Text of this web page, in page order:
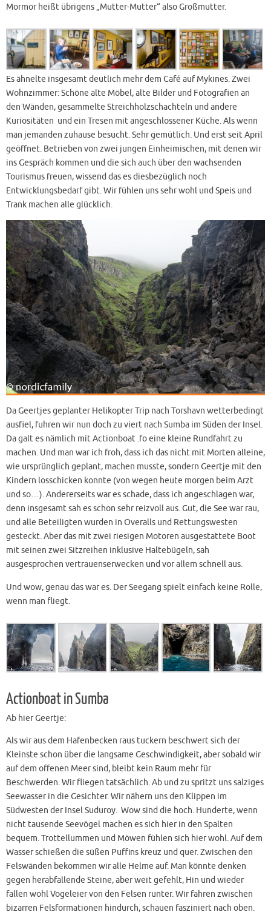
Mormor heißt übrigens „Mutter-Mutter“ also Großmutter.
Es ähnelte insgesamt deutlich mehr dem Café auf Mykines. Zwei
Wohnzimmer: Schöne alte Möbel, alte Bilder und Fotografien an
den Wänden, gesammelte Streichholzschachteln und andere
Kuriositäten und ein Tresen mit angeschlossener Küche. Als wenn
man jemanden zuhause besucht. Sehr gemütlich. Und erst seit April
geöffnet. Betrieben von zwei jungen Einheimischen, mit denen wir
ins Gespräch kommen und die sich auch über den wachsenden
Tourismus freuen, wissend das es diesbezüglich noch
Entwicklungsbedarf gibt. Wir fühlen uns sehr wohl und Speis und
Trank machen alle glücklich.
Da Geertjes geplanter Helikopter Trip nach Torshavn wetterbedingt
ausfiel, fuhren wir nun doch zu viert nach Sumba im Süden der Insel.
Da galt es nämlich mit Actionboat .fo eine kleine Rundfahrt zu
machen. Und man war ich froh, dass ich das nicht mit Morten alleine,
wie ursprünglich geplant, machen musste, sondern Geertje mit den
Kindern losschicken konnte (von wegen heute morgen beim Arzt
und so…). Andererseits war es schade, dass ich angeschlagen war,
denn insgesamt sah es schon sehr reizvoll aus. Gut, die See war rau,
und alle Beteiligten wurden in Overalls und Rettungswesten
gesteckt. Aber das mit zwei riesigen Motoren ausgestattete Boot
mit seinen zwei Sitzreihen inklusive Haltebügeln, sah
ausgesprochen vertrauenserwecken und vor allem schnell aus.
Und wow, genau das war es. Der Seegang spielt einfach keine Rolle,
wenn man fliegt.
Actionboat in Sumba
Ab hier Geertje:
Als wir aus dem Hafenbecken raus tuckern beschwert sich der
Kleinste schon über die langsame Geschwindigkeit, aber sobald wir
auf dem offenen Meer sind, bleibt kein Raum mehr für
Beschwerden. Wir fliegen tatsächlich. Ab und zu spritzt uns salziges
Seewasser in die Gesichter. Wir nähern uns den Klippen im
Südwesten der Insel Suduroy. Wow sind die hoch. Hunderte, wenn
nicht tausende Seevögel machen es sich hier in den Spalten
bequem. Trottellummen und Möwen fühlen sich hier wohl. Auf dem
Wasser schießen die süßen Puffins kreuz und quer. Zwischen den
Felswänden bekommen wir alle Helme auf. Man könnte denken
gegen herabfallende Steine, aber weit gefehlt, Hin und wieder
fallen wohl Vogeleier von den Felsen runter. Wir fahren zwischen
bizarren Felsformationen hindurch, schauen fasziniert nach oben.